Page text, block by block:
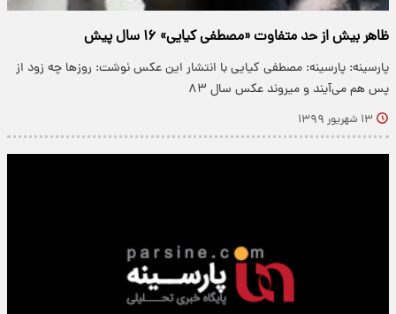
ظاهر بیش از حد متفاوت «مصطفی کیایی» ۱۶ سال پیش
پارسینه: پارسینه: مصطفی کیایی با انتشار این عکس نوشت: روز‌ها چه زود از
پس هم می‌آیند و میروند عکس سال ٨٣
۱۳ شهریور ۱۳۹۹